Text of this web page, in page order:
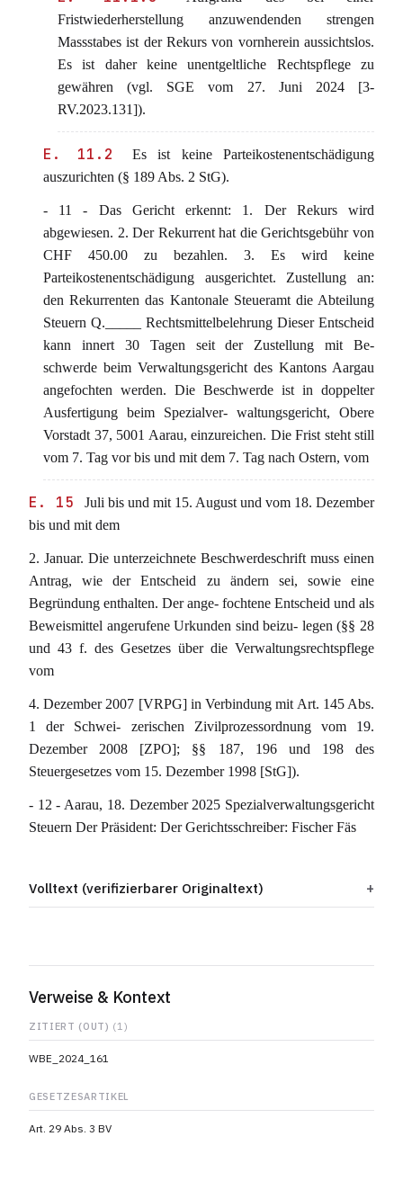
Fristwiederherstellung anzuwendenden strengen
Massstabes ist der Rekurs von vornherein aussichtslos.
Es ist daher keine unentgeltliche Rechtspflege zu
gewähren (vgl. SGE vom 27. Juni 2024 [3-
RV.2023.131]).
E. 11.2
Es ist keine Parteikostenentschädigung
auszurichten (§ 189 Abs. 2 StG).
- 11 - Das Gericht erkennt: 1. Der Rekurs wird
abgewiesen. 2. Der Rekurrent hat die Gerichtsgebühr von
CHF 450.00 zu bezahlen. 3. Es wird keine
Parteikostenentschädigung ausgerichtet. Zustellung an:
den Rekurrenten das Kantonale Steueramt die Abteilung
Steuern Q._____ Rechtsmittelbelehrung Dieser Entscheid
kann innert 30 Tagen seit der Zustellung mit Be-
schwerde beim Verwaltungsgericht des Kantons Aargau
angefochten werden. Die Beschwerde ist in doppelter
Ausfertigung beim Spezialver- waltungsgericht, Obere
Vorstadt 37, 5001 Aarau, einzureichen. Die Frist steht still
vom 7. Tag vor bis und mit dem 7. Tag nach Ostern, vom
E. 15
Juli bis und mit 15. August und vom 18. Dezember
bis und mit dem
2. Januar. Die unterzeichnete Beschwerdeschrift muss einen
Antrag, wie der Entscheid zu ändern sei, sowie eine
Begründung enthalten. Der ange- fochtene Entscheid und als
Beweismittel angerufene Urkunden sind beizu- legen (§§ 28
und 43 f. des Gesetzes über die Verwaltungsrechtspflege
vom
4. Dezember 2007 [VRPG] in Verbindung mit Art. 145 Abs.
1 der Schwei- zerischen Zivilprozessordnung vom 19.
Dezember 2008 [ZPO]; §§ 187, 196 und 198 des
Steuergesetzes vom 15. Dezember 1998 [StG]).
- 12 - Aarau, 18. Dezember 2025 Spezialverwaltungsgericht
Steuern Der Präsident: Der Gerichtsschreiber: Fischer Fäs
Volltext (verifizierbarer Originaltext)
Verweise & Kontext
ZITIERT (OUT) (1)
WBE_2024_161
GESETZESARTIKEL
Art. 29 Abs. 3 BV